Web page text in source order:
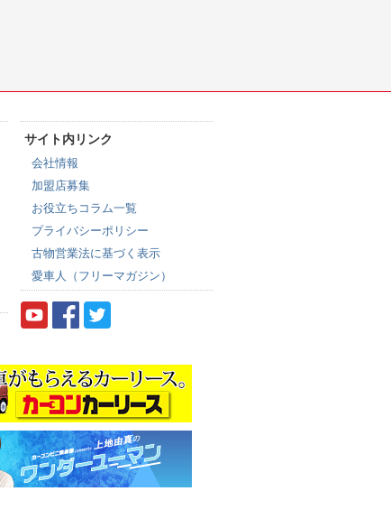
サイト内リンク
会社情報
加盟店募集
お役立ちコラム一覧
プライバシーポリシー
古物営業法に基づく表示
愛車人（フリーマガジン）